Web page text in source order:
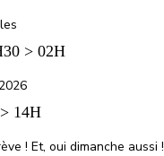
> 02H
14H
! Et, oui dimanche aussi !